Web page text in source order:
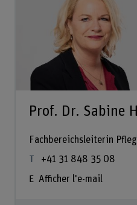
Prof. Dr. Sabine
Fachbereichsleiterin
+41 31 848 35 08
Afficher l'e-mail